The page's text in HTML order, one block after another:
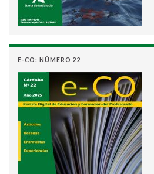
E-CO: NÚMERO 22